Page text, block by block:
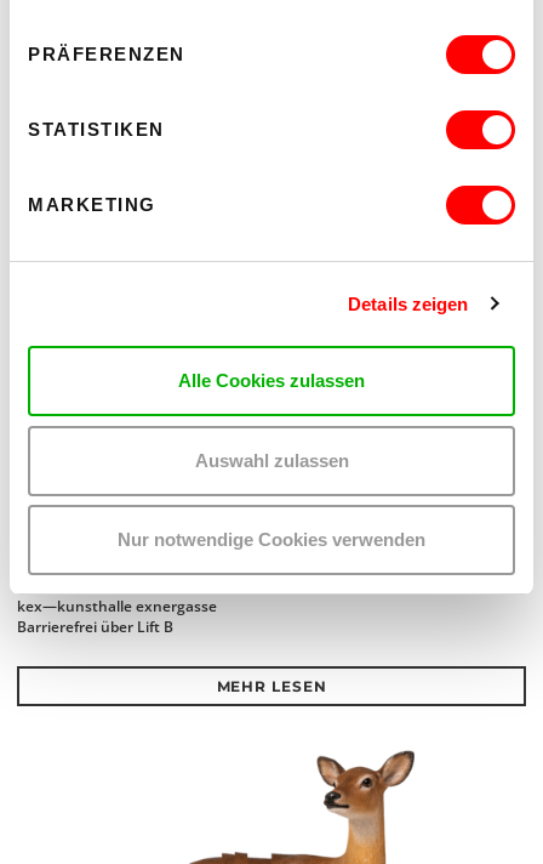
PRÄFERENZEN
STATISTIKEN
MARKETING
Details zeigen
Alle Cookies zulassen
Auswahl zulassen
Nur notwendige Cookies verwenden
WHO CARES? - EXPLORING INSTITUTIONAL CARE PRACTICES
KINSHIP
kex—kunsthalle exnergasse
Barrierefrei über Lift B
MEHR LESEN